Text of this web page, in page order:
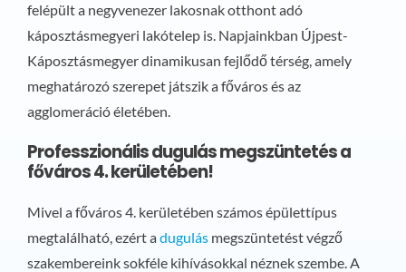
felépült a negyvenezer lakosnak otthont adó
káposztásmegyeri lakótelep is. Napjainkban Újpest-
Káposztásmegyer dinamikusan fejlődő térség, amely
meghatározó szerepet játszik a főváros és az
agglomeráció életében.
Professzionális dugulás megszüntetés a
főváros 4. kerületében!
Mivel a főváros 4. kerületében számos épülettípus
megtalálható, ezért adugulásmegszüntetést végző
szakembereink sokféle kihívásokkal néznek szembe. A